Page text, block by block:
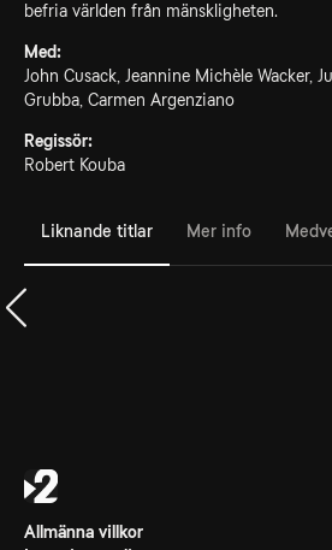
befria världen från mänskligheten.
Med:
John Cusack, Jeannine Michèle Wacker,
Grubba, Carmen Argenziano
Regissör:
Robert Kouba
Liknande titlar Mer info
Allmänna villkor